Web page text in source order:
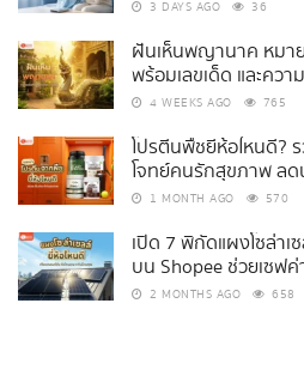
3 DAYS AGO 36
ฝันเห็นพญานาค หมาย
พร้อมเลขเด็ด และควา
4 WEEKS AGO 765
โปรตีนพืชยี่ห้อไหนดี?
โจทย์คนรักสุขภาพ ลด
1 MONTH AGO 570
เปิด 7 พิกัดแผงโซล่า
บน Shopee ช่วยเซฟ
2 MONTHS AGO 658